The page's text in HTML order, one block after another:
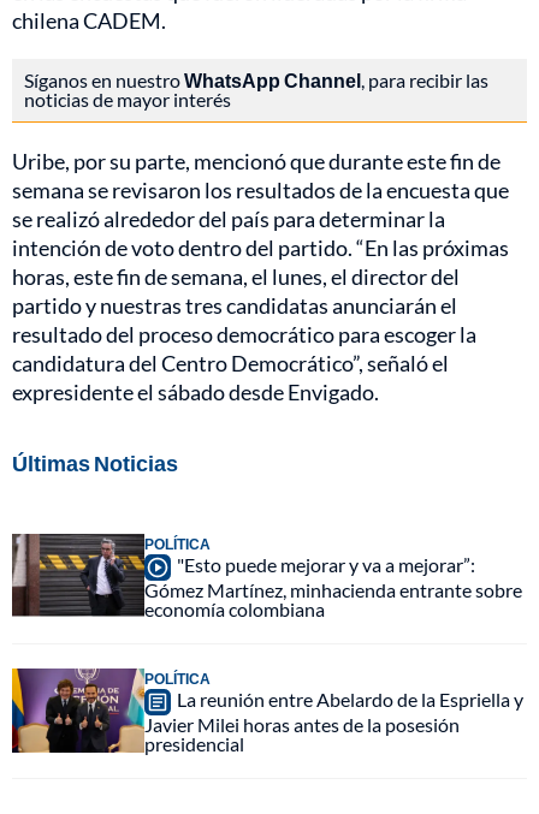
chilena CADEM.
Síganos en nuestroWhatsApp Channel , para recibir las
noticias de mayor interés
Uribe, por su parte, mencionó que durante este fin de
semana se revisaron los resultados de la encuesta que
se realizó alrededor del país para determinar la
intención de voto dentro del partido. “En las próximas
horas, este fin de semana, el lunes, el director del
partido y nuestras tres candidatas anunciarán el
resultado del proceso democrático para escoger la
candidatura del Centro Democrático”, señaló el
expresidente el sábado desde Envigado.
Últimas Noticias
POLÍTICA
"Esto puede mejorar y va a mejorar”:
Gómez Martínez, minhacienda entrante sobre
economía colombiana
POLÍTICA
La reunión entre Abelardo de la Espriella y
Javier Milei horas antes de la posesión
presidencial